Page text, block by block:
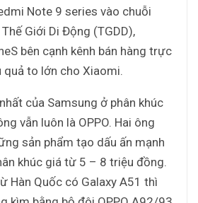
Note 9 series vào chuỗi
Giới Di Động (TGDD),
bên cạnh kênh bán hàng trực
quả to lớn cho Xiaomi.
của Samsung ở phân khúc
vẫn luôn là OPPO. Hai ông
sản phẩm tạo dấu ấn mạnh
khúc giá từ 5 – 8 triệu đồng.
Hàn Quốc có Galaxy A51 thì